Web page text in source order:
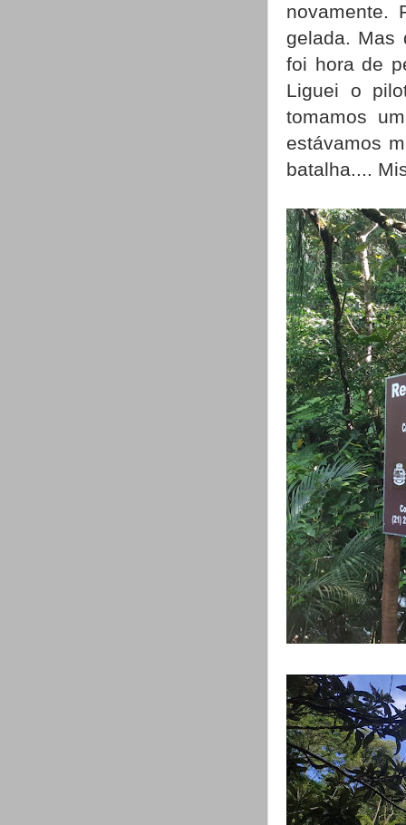
novamente.
gelada. Mas
foi hora de
Liguei o
tomamos
estávamos
batalha....